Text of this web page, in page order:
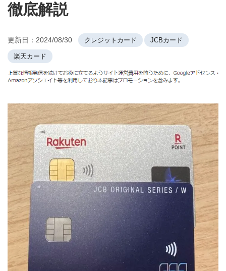
徹底解説
更新日： 2024/08/30 クレジットカード JCBカード
楽天カード